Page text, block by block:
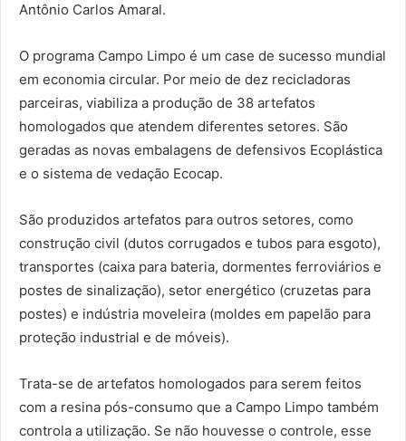
Antônio Carlos Amaral.
O programa Campo Limpo é um case de sucesso mundial
em economia circular. Por meio de dez recicladoras
parceiras, viabiliza a produção de 38 artefatos
homologados que atendem diferentes setores. São
geradas as novas embalagens de defensivos Ecoplástica
e o sistema de vedação Ecocap.
São produzidos artefatos para outros setores, como
construção civil (dutos corrugados e tubos para esgoto),
transportes (caixa para bateria, dormentes ferroviários e
postes de sinalização), setor energético (cruzetas para
postes) e indústria moveleira (moldes em papelão para
proteção industrial e de móveis).
Trata-se de artefatos homologados para serem feitos
com a resina pós-consumo que a Campo Limpo também
controla a utilização. Se não houvesse o controle, esse